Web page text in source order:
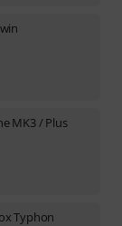
MK3 / Plus
Typhon